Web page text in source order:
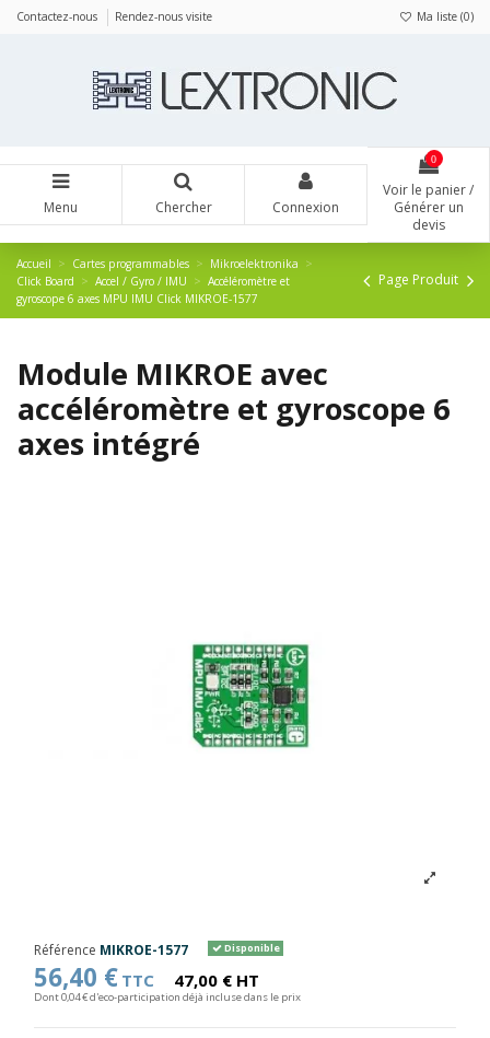
Contactez-nous Rendez-nous visite Ma liste (0)
Menu Chercher Connexion
0
Voir le panier /
Générer un
devis
Accueil Cartes programmables
Mikroelektronika
Click Board
Accel / Gyro / IMU
Accéléromètre et
gyroscope 6 axes MPU IMU Click MIKROE-1577
Page Produit
Module MIKROE avec
accéléromètre et gyroscope 6
axes intégré
Référence MIKROE-1577 Disponible
56,40 € TTC 47,00 € HT
Dont 0,04 € d'eco-participation déjà incluse dans le prix
Panneau de gestion des cookies